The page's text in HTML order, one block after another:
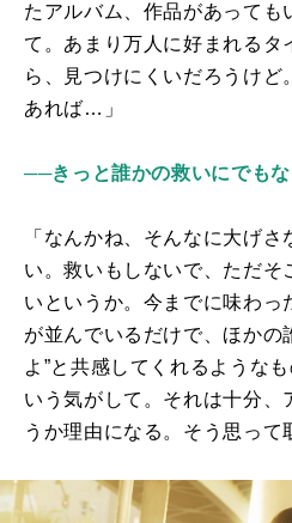
たアルバム、作品があっても
て。あまり万人に好まれるタ
ら、見つけにくいだろうけど
あれば…」
──きっと誰かの救いにでもな
「なんかね、そんなに大げ
い。救いもしないで、ただそ
いというか。今までに味わっ
が並んでいるだけで、ほかの
よ”と共感してくれるような
いう気がして。それは十分、
うか理由になる。そう思って